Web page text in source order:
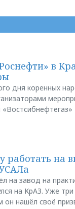
в
дня коренных
работать на
на завод на
на КрАЗ. Уже
нашёл своё